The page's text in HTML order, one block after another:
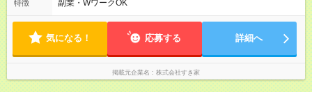
特徴 副業・WワークOK
気になる！ 応募する 詳細へ
掲載元企業名 株式会社すき家